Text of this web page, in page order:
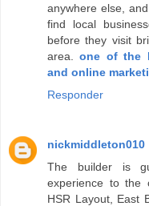
anywhere else,
find local
before they visit
area.one of the
and online
Responder
nickmiddleton010
The builder is
experience to the
HSR Layout, East